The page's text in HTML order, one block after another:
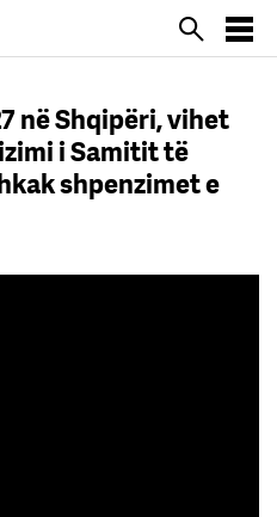
në Shqipëri, vihet
i Samitit të
shpenzimet e